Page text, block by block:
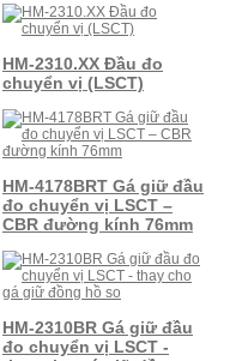
HM-2310.XX Đầu đo
chuyển vị (LSCT)
HM-4178BRT Gá giữ đầu
đo chuyển vị LSCT –
CBR đường kính 76mm
HM-2310BR Gá giữ đầu
đo chuyển vị LSCT -